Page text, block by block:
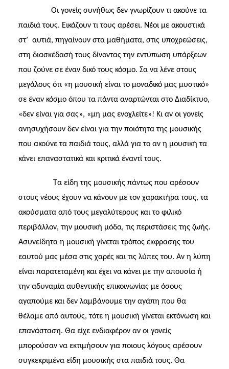
Οι γονείς συνήθως δεν γνωρίζουν τι ακούνε τα
παιδιά τους. Εικάζουν τι τους αρέσει. Νέοι με ακουστικά
στ’ αυτιά, πηγαίνουν στα μαθήματα, στις υποχρεώσεις,
στη διασκέδασή τους δίνοντας την εντύπωση υπάρξεων
που ζούνε σε έναν δικό τους κόσμο. Σα να λένε στους
μεγάλους ότι «η μουσική είναι το μοναδικό μας μυστικό»
σε έναν κόσμο όπου τα πάντα αναρτώνται στο Διαδίκτυο,
«δεν είναι για σας», «μη μας ενοχλείτε»! Κι αν οι γονείς
ανησυχήσουν δεν είναι για την ποιότητα της μουσικής
που ακούνε τα παιδιά τους, αλλά για το αν η μουσική τα
κάνει επαναστατικά και κριτικά έναντί τους.
Τα είδη της μουσικής πάντως που αρέσουν
στους νέους έχουν να κάνουν με τον χαρακτήρα τους, τα
ακούσματα από τους μεγαλύτερους και το φιλικό
περιβάλλον, την μουσική μόδα, τις περιστάσεις της ζωής.
Ασυνείδητα η μουσική γίνεται τρόπος έκφρασης του
εαυτού μας μέσα στις χαρές και τις λύπες του. Αν η λύπη
είναι παρατεταμένη και έχει να κάνει με την απουσία ή
την αδυναμία αυθεντικής επικοινωνίας με όσους
αγαπούμε και δεν λαμβάνουμε την αγάπη που θα
θέλαμε από αυτούς, τότε η μουσική γίνεται εκτόνωση και
επανάσταση. Θα είχε ενδιαφέρον αν οι γονείς
μπορούσαν να εκτιμήσουν για ποιους λόγους αρέσουν
συγκεκριμένα είδη μουσικής στα παιδιά τους. Θα